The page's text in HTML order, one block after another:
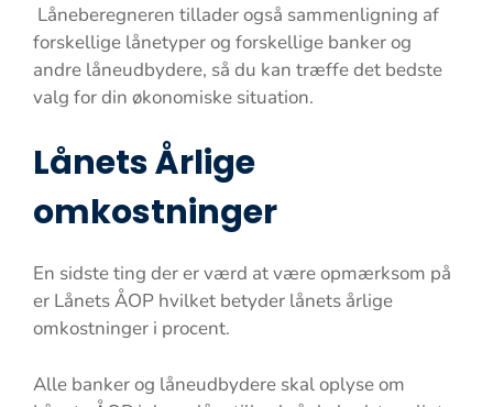
Låneberegneren tillader også sammenligning af
forskellige lånetyper og forskellige banker og
andre låneudbydere, så du kan træffe det bedste
valg for din økonomiske situation.
Lånets Årlige
omkostninger
En sidste ting der er værd at være opmærksom på
er Lånets ÅOP hvilket betyder lånets årlige
omkostninger i procent.
Alle banker og låneudbydere skal oplyse om